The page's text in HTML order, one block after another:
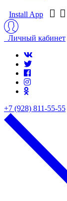
Install App
Личный кабинет
+7 (928) 811-55-55